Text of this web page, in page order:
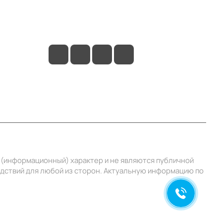
характер и не являются публичной
для любой из сторон. Актуальную информацию по